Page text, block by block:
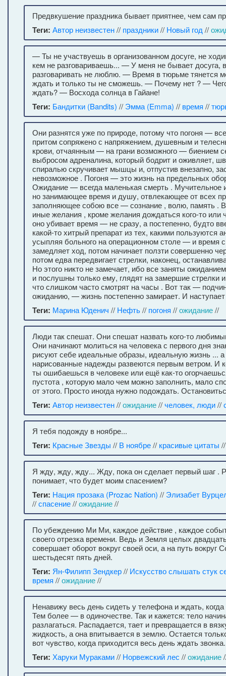
Предвкушение праздника бывает приятнее, чем сам
Теги: Автор неизвестен// праздники// Новый год //
— Ты не участвуешь в организованном досуге, не
кем не разговариваешь... — У меня не бывает досуга,
разговаривать не люблю. — Время в тюрьме тянется
ждать и только ты не сможешь. — Почему нет ? —
ждать? — Восхода солнца в Гайане!
Теги: Бандитки (Bandits) // Эмма (Emma) // время //
Они разнятся уже по природе, потому что погоня —
притом сопряжено с напряжением, душевным и
крови, отчаянным — на грани возможного — биением
выбросом адреналина, который бодрит и оживляет,
спиралью скручивает мышцы и, отпустив внезапно,
невозможное . Погоня — это жизнь на предельных
Ожидание — всегда маленькая смерть . Мучительное
но занимающее время и душу, отвлекающее от всех
заполняющее собою все — сознание , волю, память
иные желания , кроме желания дождаться кого-то или
оно убивает время — не сразу, а постепенно, будто
какой-то хитрый препарат из тех, какими пользуются
усыпляя больного на операционном столе — и время
замедляет ход, потом начинает ползти совершенно
потом едва передвигает стрелки, наконец,
Но этого никто не замечает, ибо все заняты
и послушны только ему, глядят на замершие стрелки
что слишком часто смотрят на часы . Вот так —
ожиданию, — жизнь постепенно замирает. И
Теги: Марина Юденич // Нефть// погоня //ожидание//
Люди так спешат. Они спешат назвать кого-то
Они начинают молиться на человека с первого дня
рисуют себе идеальные образы, идеальную жизнь ... а
нарисованные надежды развеются первым ветром. И
ты ошибаешься в человеке или ещё как-то
пустота , которую мало чем можно заполнить, мало
от этого. Просто иногда нужно подождать.
Теги: Автор неизвестен//ожидание//человек, люди//
Я тебя подожду в ноябре...
Теги: Красные Звезды // В ноябре// красивые цитаты
Я жду, жду, жду... Жду, пока он сделает первый шаг .
понимает, что будет моим спасением?
Теги: Нация прозака (Prozac Nation) // Элизабет
//спасение//ожидание//
По убеждению Ми Ми, каждое действие , каждое
своего отрезка времени. Ведь и Земля целых
совершает оборот вокруг своей оси, а на путь вокруг
шестьдесят пять дней.
Теги: Ян-Филипп Зендкер// Искусство слышать стук
время //ожидание//
Ненавижу весь день сидеть у телефона и ждать, когда
Тем более — в одиночестве. Так и кажется: тело
разлагаться. Распадается, тает и превращается в
жидкость, а она впитывается в землю. Остается
вот чувство, когда приходится весь день ждать звонка.
Теги: Харуки Мураками// Норвежский лес //ожидание